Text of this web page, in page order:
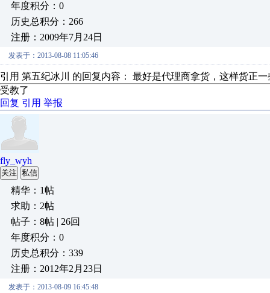
年度积分：0
历史总积分：266
注册：2009年7月24日
发表于：2013-08-08 11:05:46
引用 第五纪冰川 的回复内容： 最好是代理商拿货，这样货正
受教了
回复 引用 举报
fly_wyh
关注 私信
精华：1帖
求助：2帖
帖子：8帖 | 26回
年度积分：0
历史总积分：339
注册：2012年2月23日
发表于：2013-08-09 16:45:48